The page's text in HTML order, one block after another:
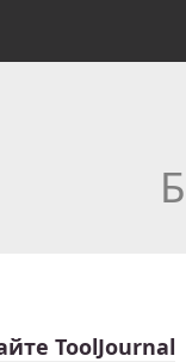
ToolJournal